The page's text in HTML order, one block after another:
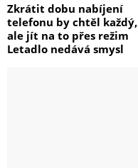
Zkrátit dobu nabíjení
telefonu by chtěl každý,
ale jít na to přes režim
Letadlo nedává smysl